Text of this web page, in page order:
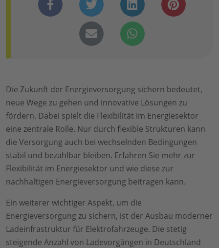
Die Zukunft der Energieversorgung sichern bedeutet,
neue Wege zu gehen und innovative Lösungen zu
fördern. Dabei spielt die Flexibilität im Energiesektor
eine zentrale Rolle. Nur durch flexible Strukturen kann
die Versorgung auch bei wechselnden Bedingungen
stabil und bezahlbar bleiben. Erfahren Sie mehr zur
Flexibilität im Energiesektor und wie diese zur
nachhaltigen Energieversorgung beitragen kann.
Ein weiterer wichtiger Aspekt, um die
Energieversorgung zu sichern, ist der Ausbau moderner
Ladeinfrastruktur für Elektrofahrzeuge. Die stetig
steigende Anzahl von Ladevorgängen in Deutschland